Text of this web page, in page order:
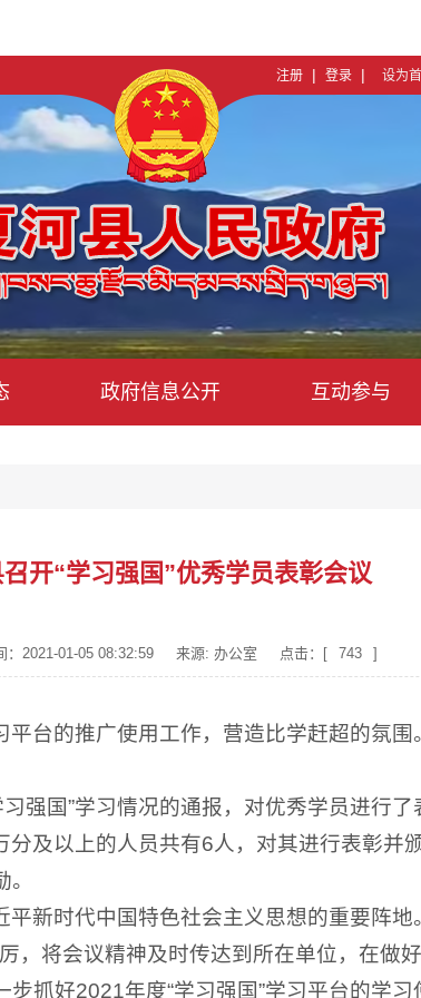
注册 | 登录 | 设为
政府信息公开 互动参与
开“学习强国”优秀学员表彰会议
：2021-01-05 08:32:59 来源: 办公室 点击：[ 743 ]
平台的推广使用工作，营造比学赶超的氛
强国”学习情况的通报，对优秀学员进行
及以上的人员共有6人，对其进行表彰并
平新时代中国特色社会主义思想的重要阵
，将会议精神及时传达到所在单位，在做
抓好2021年度“学习强国”学习平台的学